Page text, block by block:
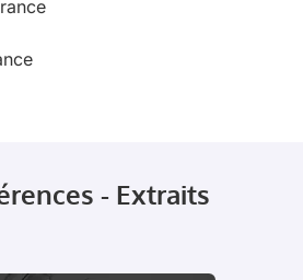
- Extraits